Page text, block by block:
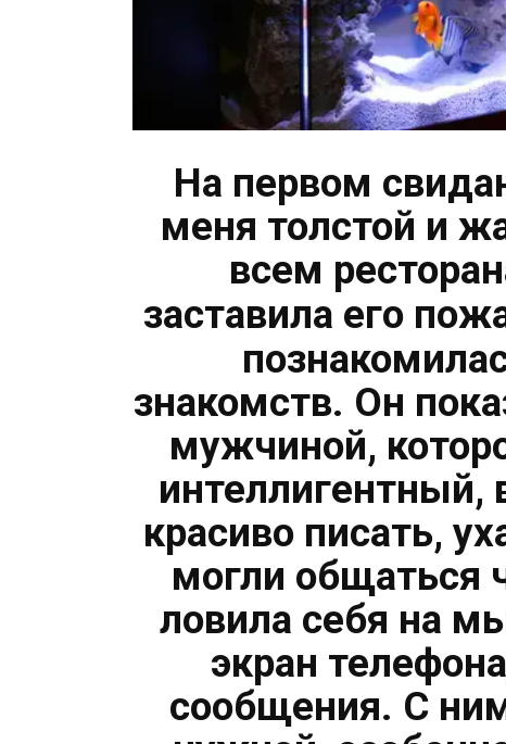
На первом
меня толстой и
всем
заставила его
знакомств. Он
мужчиной,
красиво писать,
могли общаться
ловила себя на
экран
сообщения. С